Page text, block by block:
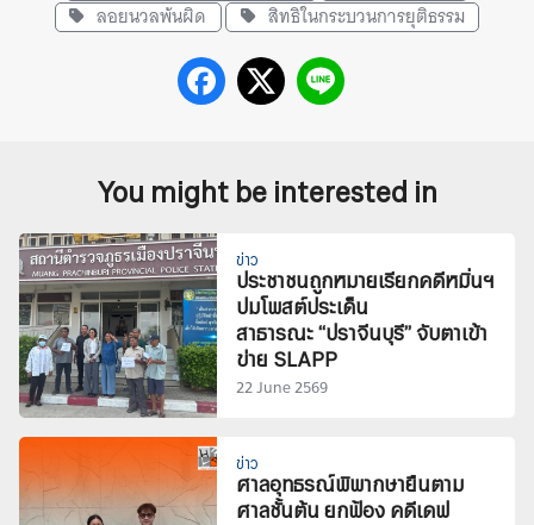
ลอยนวลพ้นผิด
สิทธิในกระบวนการยุติธรรม
You might be interested in
ข่าว
ประชาชนถูกหมายเรียกคดีหมิ่นฯ
ปมโพสต์ประเด็น
สาธารณะ “ปราจีนบุรี” จับตาเข้า
ข่าย SLAPP
22 June 2569
ข่าว
ศาลอุทธรณ์พิพากษายืนตาม
ศาลชั้นต้น ยกฟ้อง คดีเดฟ